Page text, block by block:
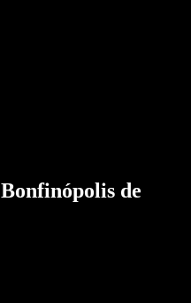
Bonfinópolis de